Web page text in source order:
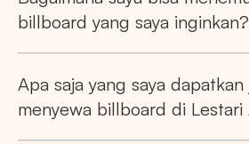
billboard yang saya inginkan?
Apa saja yang saya dapatkan
menyewa billboard di Lestari